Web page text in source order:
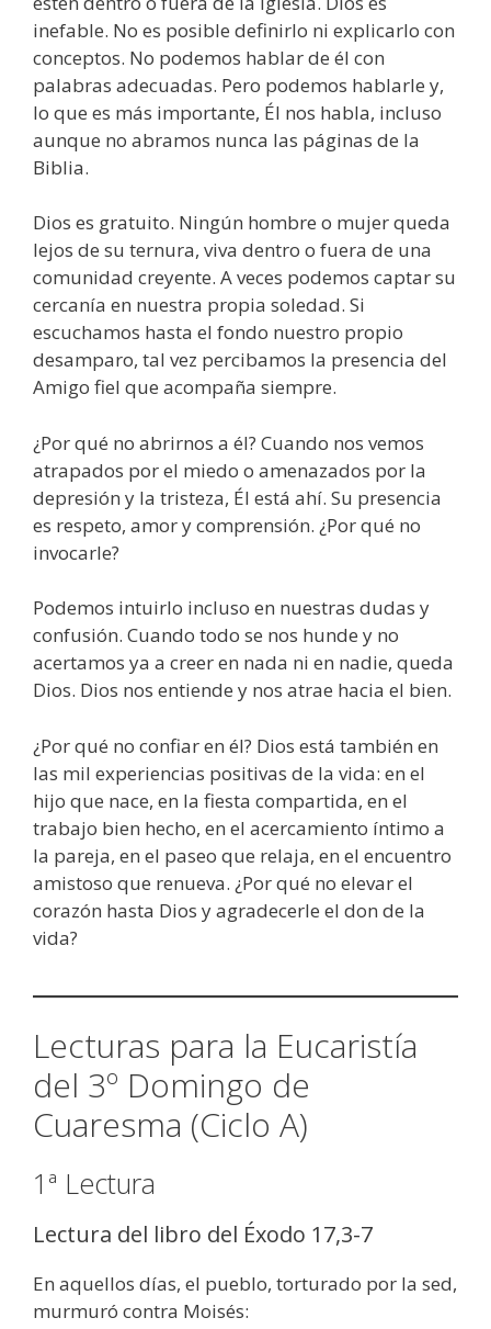
inefable. No es posible definirlo ni explicarlo con
conceptos. No podemos hablar de él con
palabras adecuadas. Pero podemos hablarle y,
lo que es más importante, Él nos habla, incluso
aunque no abramos nunca las páginas de la
Biblia.
Dios es gratuito. Ningún hombre o mujer queda
lejos de su ternura, viva dentro o fuera de una
comunidad creyente. A veces podemos captar su
cercanía en nuestra propia soledad. Si
escuchamos hasta el fondo nuestro propio
desamparo, tal vez percibamos la presencia del
Amigo fiel que acompaña siempre.
¿Por qué no abrirnos a él? Cuando nos vemos
atrapados por el miedo o amenazados por la
depresión y la tristeza, Él está ahí. Su presencia
es respeto, amor y comprensión. ¿Por qué no
invocarle?
Podemos intuirlo incluso en nuestras dudas y
confusión. Cuando todo se nos hunde y no
acertamos ya a creer en nada ni en nadie, queda
Dios. Dios nos entiende y nos atrae hacia el bien.
¿Por qué no confiar en él? Dios está también en
las mil experiencias positivas de la vida: en el
hijo que nace, en la fiesta compartida, en el
trabajo bien hecho, en el acercamiento íntimo a
la pareja, en el paseo que relaja, en el encuentro
amistoso que renueva. ¿Por qué no elevar el
corazón hasta Dios y agradecerle el don de la
vida?
Lecturas para la Eucaristía
del 3º Domingo de
Cuaresma (Ciclo A)
1ª Lectura
Lectura del libro del Éxodo 17,3-7
En aquellos días, el pueblo, torturado por la sed,
murmuró contra Moisés: